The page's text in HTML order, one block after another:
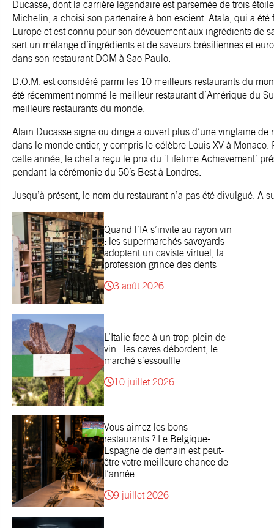
Ducasse, dont la carrière légendaire est parsemée de trois
Michelin, a choisi son partenaire à bon escient. Atala, qui a été
Europe et est connu pour son dévouement aux ingrédients de
sert un mélange d’ingrédients et de saveurs brésiliennes et
dans son restaurant DOM à Sao Paulo.
D.O.M. est considéré parmi les 10 meilleurs restaurants du
été récemment nommé le meilleur restaurant d’Amérique du
meilleurs restaurants du monde.
Alain Ducasse signe ou dirige a ouvert plus d’une vingtaine de
dans le monde entier, y compris le célèbre Louis XV à Monaco.
cette année, le chef a reçu le prix du ‘Lifetime Achievement’
pendant la cérémonie du 50’s Best à Londres.
Jusqu’à présent, le nom du restaurant n’a pas été divulgué. A
Quand l’IA s’invite au rayon vin
: les supermarchés savoyards
adoptent un caviste virtuel, la
profession grince des dents
3 août 2026
L’Italie face à un trop-plein de
vin : les caves débordent, le
marché s’essouffle
10 juillet 2026
Vous aimez les bons
restaurants ? Le Belgique-
Espagne de demain est peut-
être votre meilleure chance de
l’année
9 juillet 2026